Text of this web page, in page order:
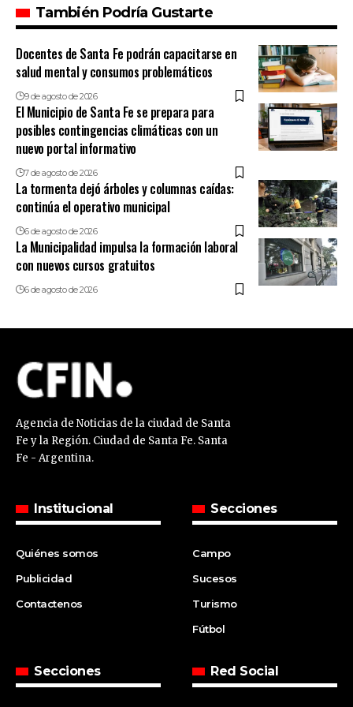
También Podría Gustarte
Docentes de Santa Fe podrán capacitarse en
salud mental y consumos problemáticos
9 de agosto de 2026
El Municipio de Santa Fe se prepara para
posibles contingencias climáticas con un
nuevo portal informativo
7 de agosto de 2026
La tormenta dejó árboles y columnas caídas:
continúa el operativo municipal
6 de agosto de 2026
La Municipalidad impulsa la formación laboral
con nuevos cursos gratuitos
6 de agosto de 2026
Agencia de Noticias de la ciudad de Santa
Fe y la Región. Ciudad de Santa Fe. Santa
Fe - Argentina.
Institucional
Quiénes somos
Publicidad
Contactenos
Secciones
Campo
Sucesos
Turismo
Fútbol
Secciones Red Social